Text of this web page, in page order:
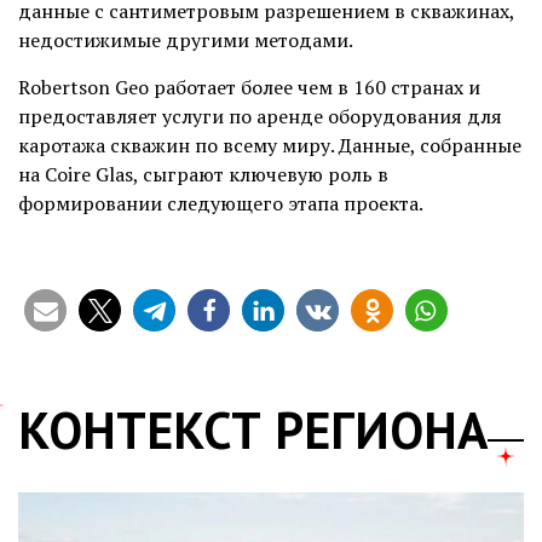
данные с сантиметровым разрешением в скважинах,
недостижимые другими методами.
Robertson Geo работает более чем в 160 странах и
предоставляет услуги по аренде оборудования для
каротажа скважин по всему миру. Данные, собранные
на Coire Glas, сыграют ключевую роль в
формировании следующего этапа проекта.
КОНТЕКСТ РЕГИОНА